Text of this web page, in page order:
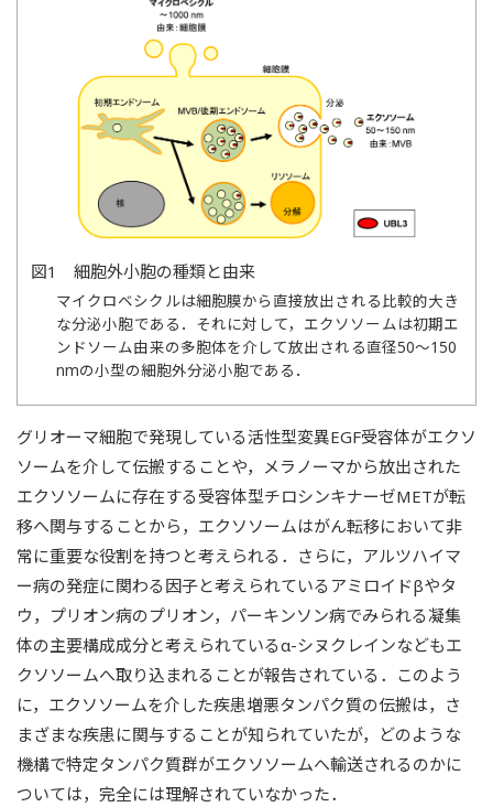
図1 細胞外小胞の種類と由来
マイクロベシクルは細胞膜から直接放出される比較的大き
な分泌小胞である．それに対して，エクソソームは初期エ
ンドソーム由来の多胞体を介して放出される直径50～150
nmの小型の細胞外分泌小胞である．
グリオーマ細胞で発現している活性型変異EGF受容体がエクソ
ソームを介して伝搬することや，メラノーマから放出された
エクソソームに存在する受容体型チロシンキナーゼMETが転
移へ関与することから，エクソソームはがん転移において非
常に重要な役割を持つと考えられる．さらに，アルツハイマ
ー病の発症に関わる因子と考えられているアミロイドβやタ
ウ，プリオン病のプリオン，パーキンソン病でみられる凝集
体の主要構成成分と考えられているα-シヌクレインなどもエ
クソソームへ取り込まれることが報告されている．このよう
に，エクソソームを介した疾患増悪タンパク質の伝搬は，さ
まざまな疾患に関与することが知られていたが，どのような
機構で特定タンパク質群がエクソソームへ輸送されるのかに
ついては，完全には理解されていなかった．